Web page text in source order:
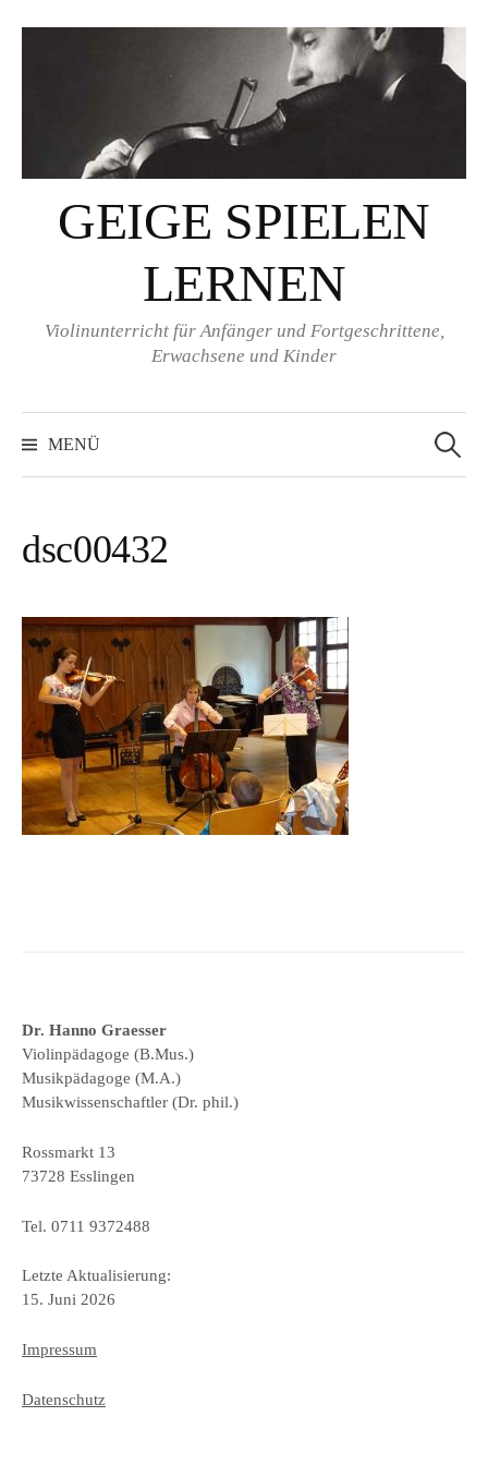
GEIGE SPIELEN
LERNEN
Violinunterricht für Anfänger und Fortgeschrittene,
Erwachsene und Kinder
MENÜ
nach:
dsc00432
Dr. Hanno Graesser
Violinpädagoge (B.Mus.)
Musikpädagoge (M.A.)
Musikwissenschaftler (Dr. phil.)
Rossmarkt 13
73728 Esslingen
Tel. 0711 9372488
Letzte Aktualisierung:
15. Juni 2026
Impressum
Datenschutz